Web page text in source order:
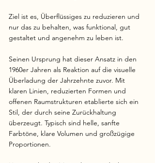
Ziel ist es, Überflüssiges zu reduzieren und
nur das zu behalten, was funktional, gut
gestaltet und angenehm zu leben ist.
Seinen Ursprung hat dieser Ansatz in den
1960er Jahren als Reaktion auf die visuelle
Überladung der Jahrzehnte zuvor. Mit
klaren Linien, reduzierten Formen und
offenen Raumstrukturen etablierte sich ein
Stil, der durch seine Zurückhaltung
überzeugt. Typisch sind helle, sanfte
Farbtöne, klare Volumen und großzügige
Proportionen.